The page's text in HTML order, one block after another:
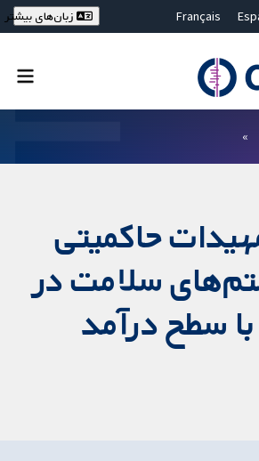
Français
繁體中文
زبان‌های بیشتر
حاکمیتی
سلامت در
سطح درآمد